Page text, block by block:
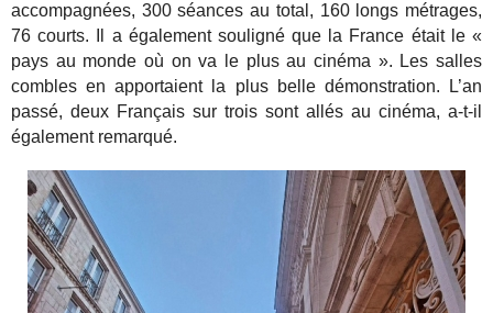
accompagnées, 300 séances au total, 160 longs métrages,
76 courts. Il a également souligné que la France était le «
pays au monde où on va le plus au cinéma ». Les salles
combles en apportaient la plus belle démonstration. L’an
passé, deux Français sur trois sont allés au cinéma, a-t-il
également remarqué.